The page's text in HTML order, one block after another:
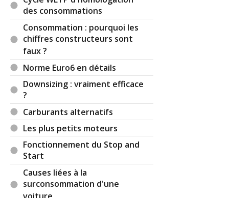
des consommations
Consommation : pourquoi les
chiffres constructeurs sont
faux ?
Norme Euro6 en détails
Downsizing : vraiment efficace
?
Carburants alternatifs
Les plus petits moteurs
Fonctionnement du Stop and
Start
Causes liées à la
surconsommation d'une